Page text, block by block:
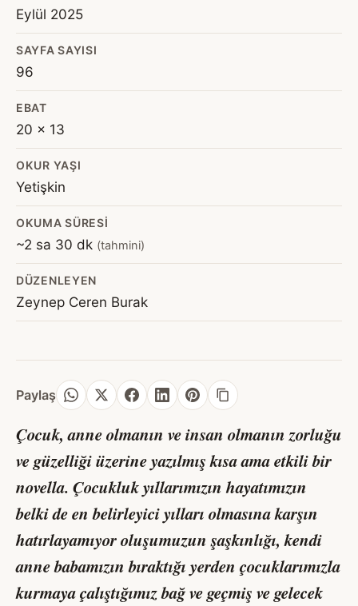
Eylül 2025
SAYFA SAYISI
96
EBAT
20 x 13
OKUR YAŞI
Yetişkin
OKUMA SÜRESI
~2 sa 30 dk (tahmini)
DÜZENLEYEN
Zeynep Ceren Burak
Paylaş
Çocuk, anne olmanın ve insan olmanın zorluğu
ve güzelliği üzerine yazılmış kısa ama etkili bir
novella. Çocukluk yıllarımızın hayatımızın
belki de en belirleyici yılları olmasına karşın
hatırlayamıyor oluşumuzun şaşkınlığı, kendi
anne babamızın bıraktığı yerden çocuklarımızla
kurmaya çalıştığımız bağ ve geçmiş ve gelecek